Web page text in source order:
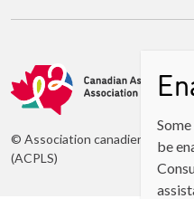
© Association canadienne des
(ACPLS)
be